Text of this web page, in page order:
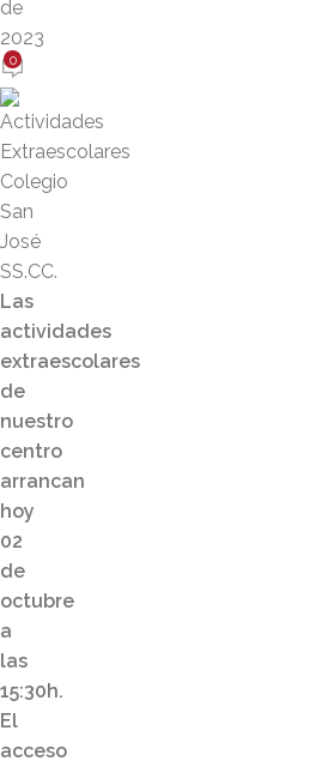
de
2023
0
Las
actividades
extraescolares
de
nuestro
centro
arrancan
hoy
02
de
octubre
a
las
15:30h.
El
acceso